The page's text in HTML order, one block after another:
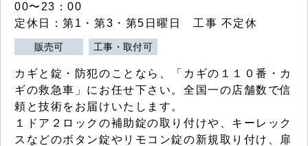
00〜23：00
定休日：第1・第3・第5日曜日 工事 不定休
販売可 工事・取付可
カギと錠・防犯のことなら、「カギの１１０番・カ
ギの救急車」にお任せ下さい。全国一の店舗数で信
頼と技術をお届けいたします。
１ドア２ロックの補助錠の取り付けや、キーレック
スなどのボタン錠やリモコン錠の新規取り付け、扉